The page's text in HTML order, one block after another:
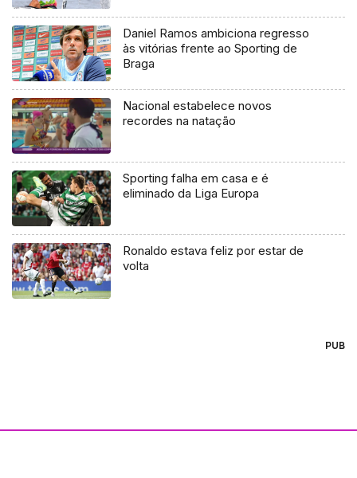
Daniel Ramos ambiciona regresso
às vitórias frente ao Sporting de
Braga
Nacional estabelece novos
recordes na natação
Sporting falha em casa e é
eliminado da Liga Europa
Ronaldo estava feliz por estar de
volta
PUB